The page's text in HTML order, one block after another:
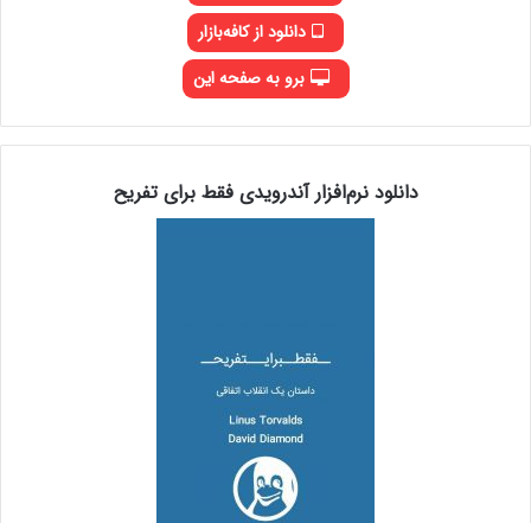
دانلود از کافه‌بازار
برو به صفحه این
دانلود نرم‌افزار آندرویدی فقط برای تفریح